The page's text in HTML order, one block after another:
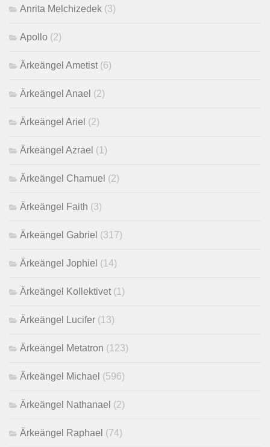
Anrita Melchizedek (3)
Apollo (2)
Ärkeängel Ametist (6)
Ärkeängel Anael (2)
Ärkeängel Ariel (2)
Ärkeängel Azrael (1)
Ärkeängel Chamuel (2)
Ärkeängel Faith (3)
Ärkeängel Gabriel (317)
Ärkeängel Jophiel (14)
Ärkeängel Kollektivet (1)
Ärkeängel Lucifer (13)
Ärkeängel Metatron (123)
Ärkeängel Michael (596)
Ärkeängel Nathanael (2)
Ärkeängel Raphael (74)